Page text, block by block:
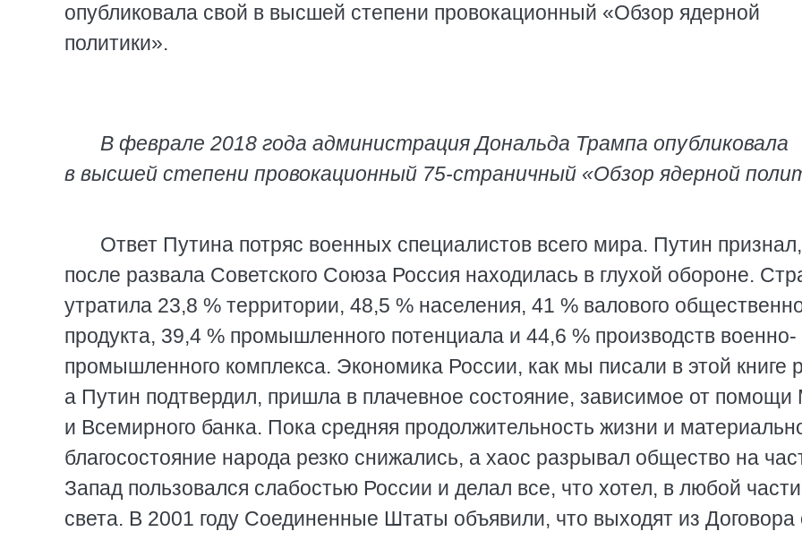
опубликовала свой в высшей степени провокационный «Обзор ядерной
политики».
В феврале 2018 года администрация Дональда Трампа опубликовала
в высшей степени провокационный 75-страничный «Обзор ядерной
Ответ Путина потряс военных специалистов всего мира. Путин
после развала Советского Союза Россия находилась в глухой обороне.
утратила 23,8 % территории, 48,5 % населения, 41 % валового
продукта, 39,4 % промышленного потенциала и 44,6 % производств военно-
промышленного комплекса. Экономика России, как мы писали в этой книге
а Путин подтвердил, пришла в плачевное состояние, зависимое от
и Всемирного банка. Пока средняя продолжительность жизни и
благосостояние народа резко снижались, а хаос разрывал общество на
Запад пользовался слабостью России и делал все, что хотел, в любой части
света. В 2001 году Соединенные Штаты объявили, что выходят из Договора